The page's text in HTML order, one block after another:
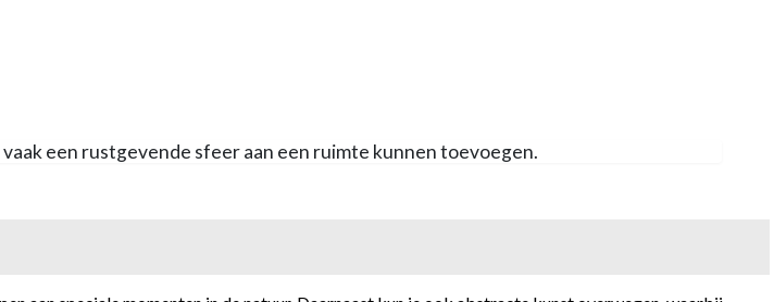
een rustgevende sfeer aan een ruimte kunnen toevoegen.